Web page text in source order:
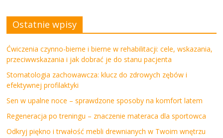
Ostatnie wpisy
Ćwiczenia czynno-bierne i bierne w rehabilitacji: cele, wskazania,
przeciwwskazania i jak dobrać je do stanu pacjenta
Stomatologia zachowawcza: klucz do zdrowych zębów i
efektywnej profilaktyki
Sen w upalne noce – sprawdzone sposoby na komfort latem
Regeneracja po treningu – znaczenie materaca dla sportowca
Odkryj piękno i trwałość mebli drewnianych w Twoim wnętrzu